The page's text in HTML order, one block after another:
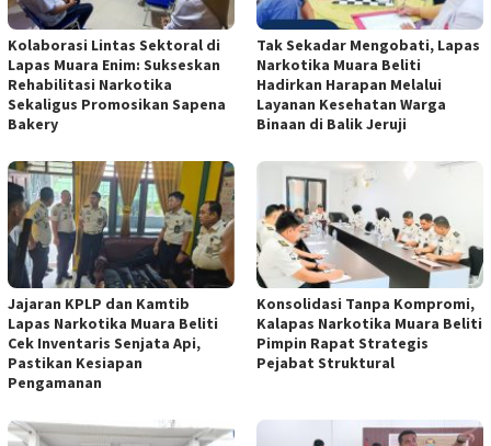
Kolaborasi Lintas Sektoral di
Lapas Muara Enim: Sukseskan
Rehabilitasi Narkotika
Sekaligus Promosikan Sapena
Bakery
Tak Sekadar Mengobati, Lapas
Narkotika Muara Beliti
Hadirkan Harapan Melalui
Layanan Kesehatan Warga
Binaan di Balik Jeruji
Jajaran KPLP dan Kamtib
Lapas Narkotika Muara Beliti
Cek Inventaris Senjata Api,
Pastikan Kesiapan
Pengamanan
Konsolidasi Tanpa Kompromi,
Kalapas Narkotika Muara Beliti
Pimpin Rapat Strategis
Pejabat Struktural